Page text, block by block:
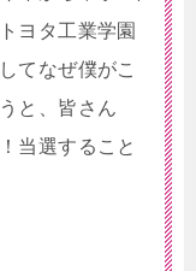
ヨタ工業学園
てなぜ僕がこ
と、皆さん
当選すること